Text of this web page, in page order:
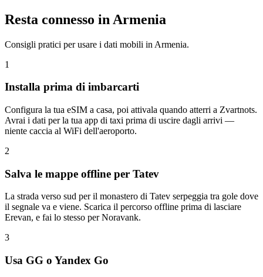
Resta connesso in Armenia
Consigli pratici per usare i dati mobili in Armenia.
1
Installa prima di imbarcarti
Configura la tua eSIM a casa, poi attivala quando atterri a Zvartnots.
Avrai i dati per la tua app di taxi prima di uscire dagli arrivi —
niente caccia al WiFi dell'aeroporto.
2
Salva le mappe offline per Tatev
La strada verso sud per il monastero di Tatev serpeggia tra gole dove
il segnale va e viene. Scarica il percorso offline prima di lasciare
Erevan, e fai lo stesso per Noravank.
3
Usa GG o Yandex Go